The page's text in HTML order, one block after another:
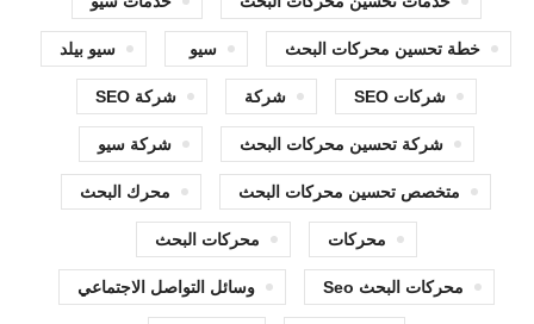
خطة تحسين محركات البحث سيو سيو بيلد
شركات SEO شركة شركة SEO
شركة تحسين محركات البحث شركة سيو
متخصص تحسين محركات البحث محرك البحث
محركات محركات البحث
محركات البحث Seo وسائل التواصل الاجتماعي